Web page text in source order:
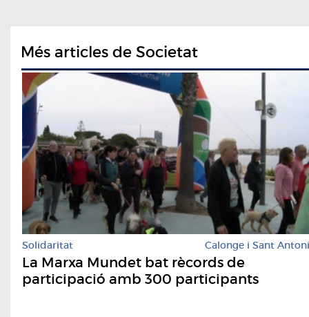
Més articles de Societat
Solidaritat Calonge i Sant Antoni
La Marxa Mundet bat rècords de
participació amb 300 participants